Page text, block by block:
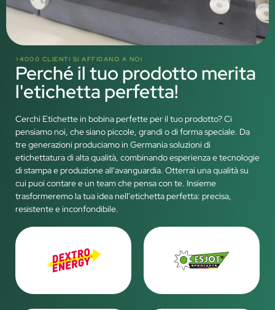
>4000 CLIENTI SI AFFIDANO A NOI
Perché il tuo prodotto merita
l'etichetta perfetta!
Cerchi Etichette in bobina perfette per il tuo prodotto? Ci
pensiamo noi, che siano piccole, grandi o di forma speciale. Da
tre generazioni produciamo in Germania soluzioni di
etichettatura di alta qualità, combinando esperienza e tecnologie
di stampa e produzione all'avanguardia. Otterrai una qualità su
cui puoi contare e un team che pensa con te. Insieme
trasformeremo la tua idea nell'etichetta perfetta: precisa,
resistente e inconfondibile.